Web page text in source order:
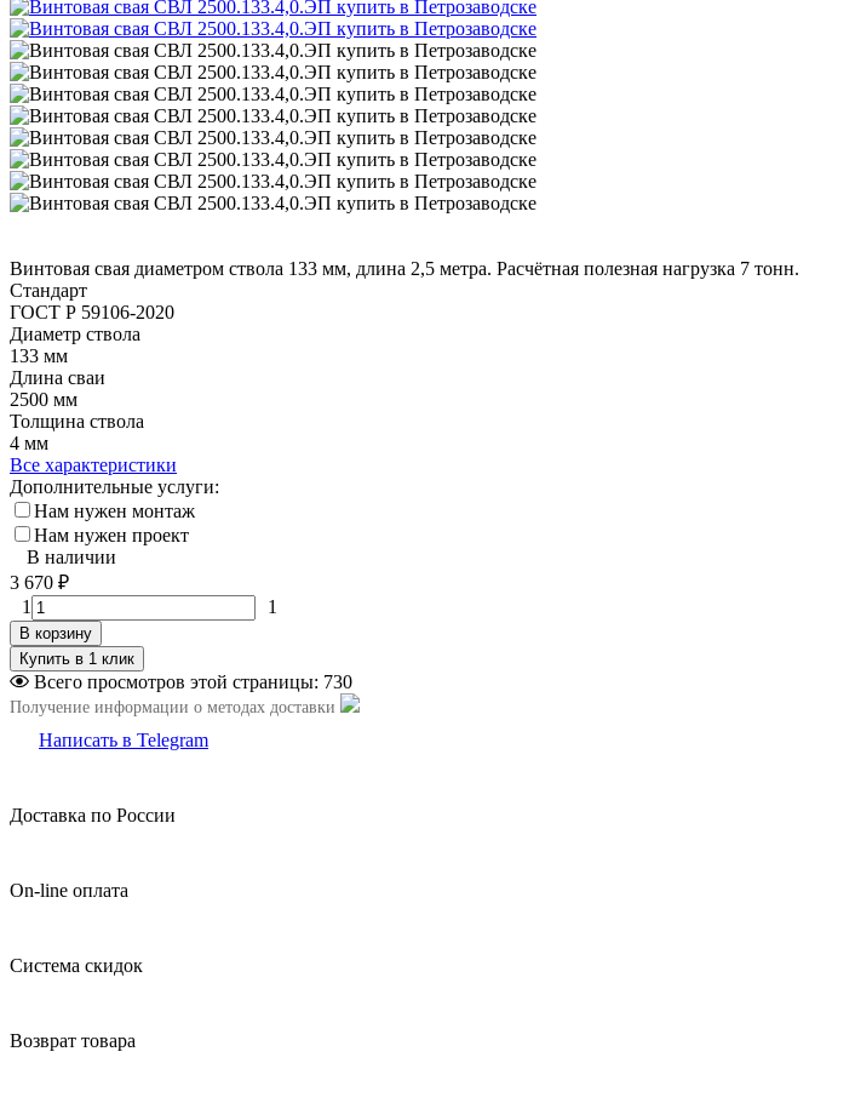
Винтовая свая диаметром ствола 133 мм, длина 2,5 метра. Расчётная полезная нагрузка 7 тонн.
Стандарт
ГОСТ Р 59106-2020
Диаметр ствола
133 мм
Длина сваи
2500 мм
Толщина ствола
4 мм
Все характеристики
Дополнительные услуги:
Нам нужен монтаж
Нам нужен проект
В наличии
3 670 ₽
1
1
В корзину
Всего просмотров этой страницы: 730
Получение информации о методах доставки
Написать в Telegram
Доставка по России
On-line оплата
Система скидок
Возврат товара